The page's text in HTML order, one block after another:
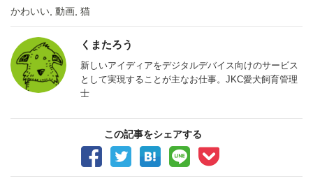
かわいい 動画 猫
くまたろう
新しいアイディアをデジタルデバイス向けのサービス
として実現することが主なお仕事。JKC愛犬飼育管理
士
この記事をシェアする